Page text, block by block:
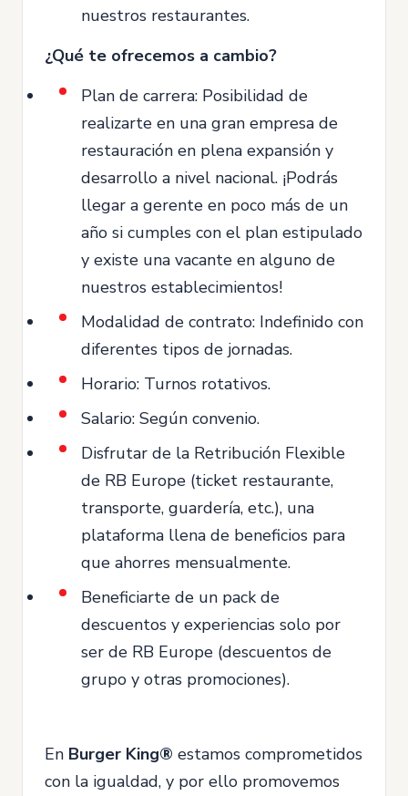
nuestros restaurantes.
¿Qué te ofrecemos a cambio?
Plan de carrera: Posibilidad de
realizarte en una gran empresa de
restauración en plena expansión y
desarrollo a nivel nacional. ¡Podrás
llegar a gerente en poco más de un
año si cumples con el plan estipulado
y existe una vacante en alguno de
nuestros establecimientos!
Modalidad de contrato: Indefinido con
diferentes tipos de jornadas.
Horario: Turnos rotativos.
Salario: Según convenio.
Disfrutar de la Retribución Flexible
de RB Europe (ticket restaurante,
transporte, guardería, etc.), una
plataforma llena de beneficios para
que ahorres mensualmente.
Beneficiarte de un pack de
descuentos y experiencias solo por
ser de RB Europe (descuentos de
grupo y otras promociones).
En Burger King® estamos comprometidos
con la igualdad, y por ello promovemos